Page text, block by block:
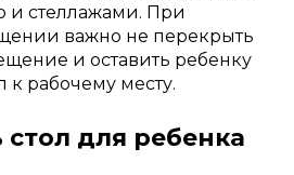
и стеллажами. При
важно не перекрыть
и оставить ребенку
к рабочему месту.
стол для ребенка